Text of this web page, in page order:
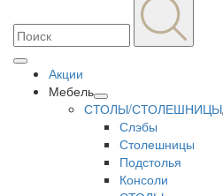
Акции
Мебель
СТОЛЫ/СТОЛЕШНИЦЫ
Слэбы
Столешницы
Подстолья
Консоли